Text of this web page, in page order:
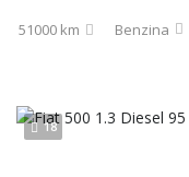
51000 km Benzina
18